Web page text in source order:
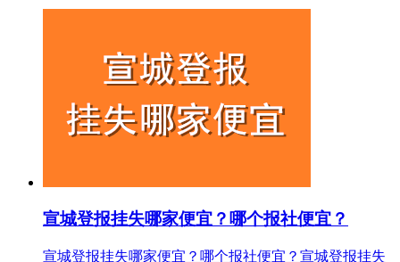
宣城登报挂失哪家便宜？哪个报社便宜？
宣城登报挂失哪家便宜？哪个报社便宜？宣城登报挂失